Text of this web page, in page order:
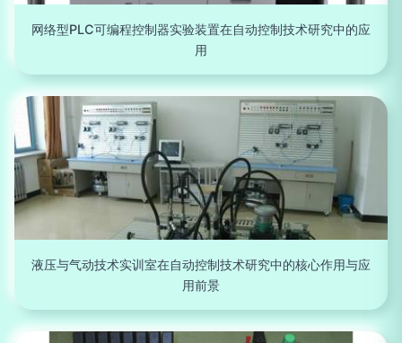
网络型PLC可编程控制器实验装置在自动控制技术研究中的应
用
液压与气动技术实训室在自动控制技术研究中的核心作用与应
用前景